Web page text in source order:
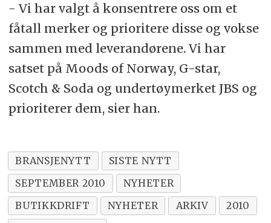
- Vi har valgt å konsentrere oss om et
fåtall merker og prioritere disse og vokse
sammen med leverandørene. Vi har
satset på Moods of Norway, G-star,
Scotch & Soda og undertøymerket JBS og
prioriterer dem, sier han.
BRANSJENYTT
SISTE NYTT
SEPTEMBER 2010
NYHETER
BUTIKKDRIFT
NYHETER ARKIV
2010